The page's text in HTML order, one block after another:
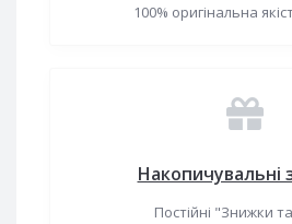
100% оригінальна
Накопичувальні
Постійні "Знижки та